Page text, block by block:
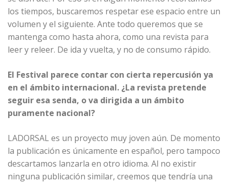
los tiempos, buscaremos respetar ese espacio entre un
volumen y el siguiente. Ante todo queremos que se
mantenga como hasta ahora, como una revista para
leer y releer. De ida y vuelta, y no de consumo rápido.
El Festival parece contar con cierta repercusión ya
en el ámbito internacional. ¿La revista pretende
seguir esa senda, o va dirigida a un ámbito
puramente nacional?
LADORSAL es un proyecto muy joven aún. De momento
la publicación es únicamente en español, pero tampoco
descartamos lanzarla en otro idioma. Al no existir
ninguna publicación similar, creemos que tendría una